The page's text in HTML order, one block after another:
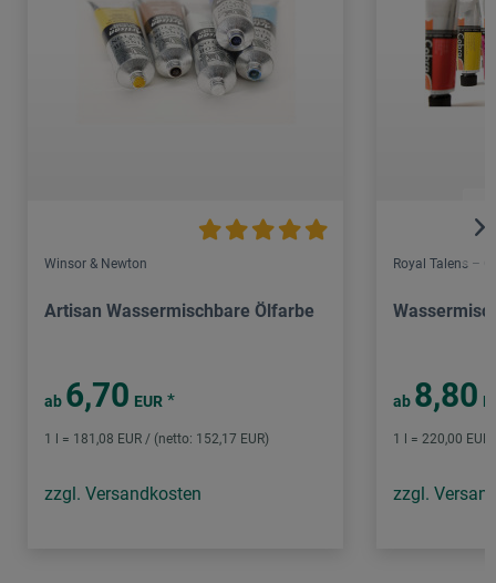
Winsor & Newton
Artisan Wassermischbare Ölfarbe
ab 6,70 EUR *
1 l = 181,08 EUR / (netto: 152,17 EUR)
zzgl. Versandkosten
Royal Talens –
ab 8,80
1 l = 220,00
zzgl.